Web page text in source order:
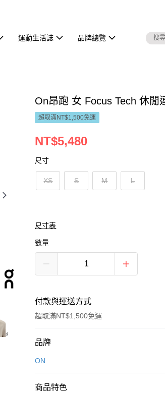
運動生活誌 品牌總覽
On昂跑 女 Focus Tech 休閒
超取滿NT$1,500免運
NT$5,480
尺寸
XS S M L
尺寸表
數量
付款與運送方式
超取滿NT$1,500免運
付款方式
信用卡一次付款
品牌
ON
商品特色